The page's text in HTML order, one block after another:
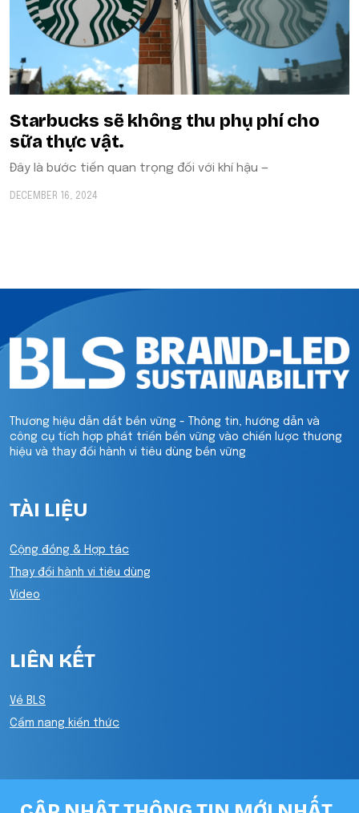
Starbucks sẽ không thu phụ phí cho
sữa thực vật.
Đây là bước tiến quan trọng đối với khí hậu —
DECEMBER 16, 2024
Thương hiệu dẫn dắt bền vững - Thông tin, hướng dẫn và
công cụ tích hợp phát triển bền vững vào chiến lược thương
hiệu và thay đổi hành vi tiêu dùng bền vững
TÀI LIỆU
Cộng đồng & Hợp tác
Thay đổi hành vi tiêu dùng
Video
LIÊN KẾT
Về BLS
Cẩm nang kiến thức